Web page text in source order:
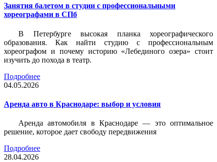
Занятия балетом в студии с профессиональными
хореографами в СПб
В Петербурге высокая планка хореографического
образования. Как найти студию с профессиональным
хореографом и почему историю «Лебединого озера» стоит
изучить до похода в театр.
Подробнее
04.05.2026
Аренда авто в Краснодаре: выбор и условия
Аренда автомобиля в Краснодаре — это оптимальное
решение, которое дает свободу передвижения
Подробнее
28.04.2026